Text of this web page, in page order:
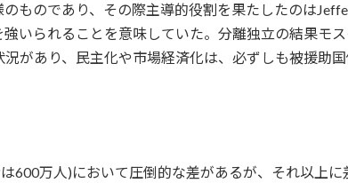
ものであり、その際主導的役割を果たしたのは
いられることを意味していた。分離独立の結果モ
があり、民主化や市場経済化は、必ずしも被援助
600万人)において圧倒的な差があるが、それ以上に